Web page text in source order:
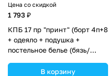
Цена со скидкой
1 793 ₽
КПБ 17 пр "принт" (борт 4п+8
+ одеяло + подушка +
постельное белье (бязь/
цвета в ассортименте.
В корзину